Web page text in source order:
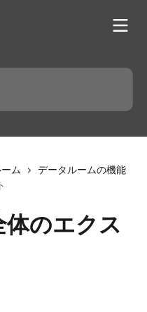
ム
データルームの機能
のエクス